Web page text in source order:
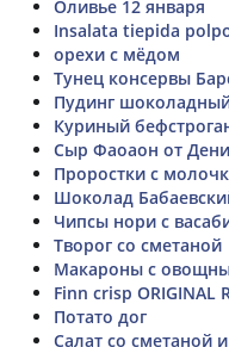
Оливье 12 января
Insalata tiepida
орехи с мёдом
Тунец консервы
Пудинг
Куриный
Сыр Фаоаон от
Проростки с
Шоколад
Чипсы нори с
Творог со сметаной
Макароны с
Finn crisp ORIGINAL
Потато дог
Салат со сметаной